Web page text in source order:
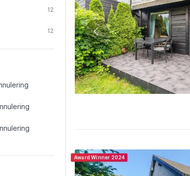
12
12
Award Winner 2024